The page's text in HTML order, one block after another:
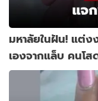
มหาลัยในฝัน! แต่ง
เองจากแล็บ คนโส